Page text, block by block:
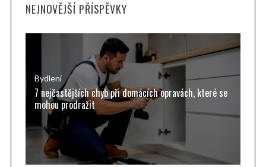
c
NEJNOVĚJŠÍ PŘÍSPĚVKY
Bydlení
7 nejčastějších chyb při domácích opravách, které se
mohou prodražit